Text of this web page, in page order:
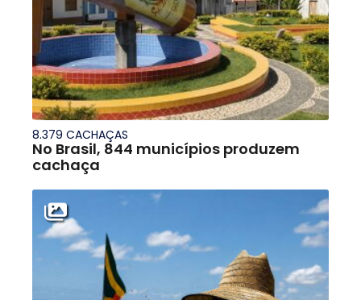
8.379 CACHAÇAS
No Brasil, 844 municípios produzem
cachaça